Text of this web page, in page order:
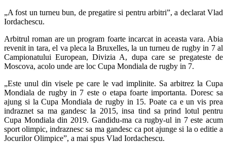
„A fost un turneu bun, de pregatire si pentru arbitri”, a declarat Vlad
Iordachescu.
Arbitrul roman are un program foarte incarcat in aceasta vara. Abia
revenit in tara, el va pleca la Bruxelles, la un turneu de rugby in 7 al
Campionatului European, Divizia A, dupa care se pregateste de
Moscova, acolo unde are loc Cupa Mondiala de rugby in 7.
„Este unul din visele pe care le vad implinite. Sa arbitrez la Cupa
Mondiala de rugby in 7 este o etapa foarte importanta. Doresc sa
ajung si la Cupa Mondiala de rugby in 15. Poate ca e un vis prea
indraznet sa ma gandesc la 2015, insa tind sa prind lotul pentru
Cupa Mondiala din 2019. Gandidu-ma ca rugby-ul in 7 este acum
sport olimpic, indraznesc sa ma gandesc ca pot ajunge si la o editie a
Jocurilor Olimpice”, a mai spus Vlad Iordachescu.